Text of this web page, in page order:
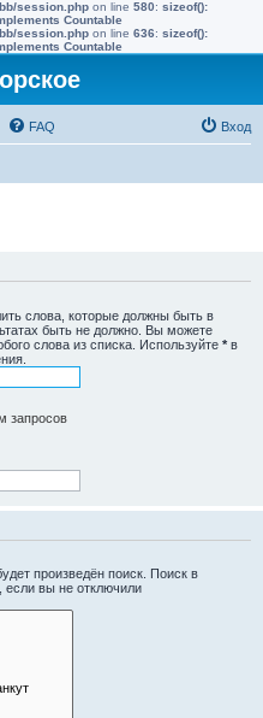
session.php on line 580: sizeof():
Countable
session.php on line 636: sizeof():
Countable
FAQ Вход
слова, которые должны быть в
быть не должно. Вы можете
слова из списка. Используйте * в
запросов
произведён поиск. Поиск в
если вы не отключили